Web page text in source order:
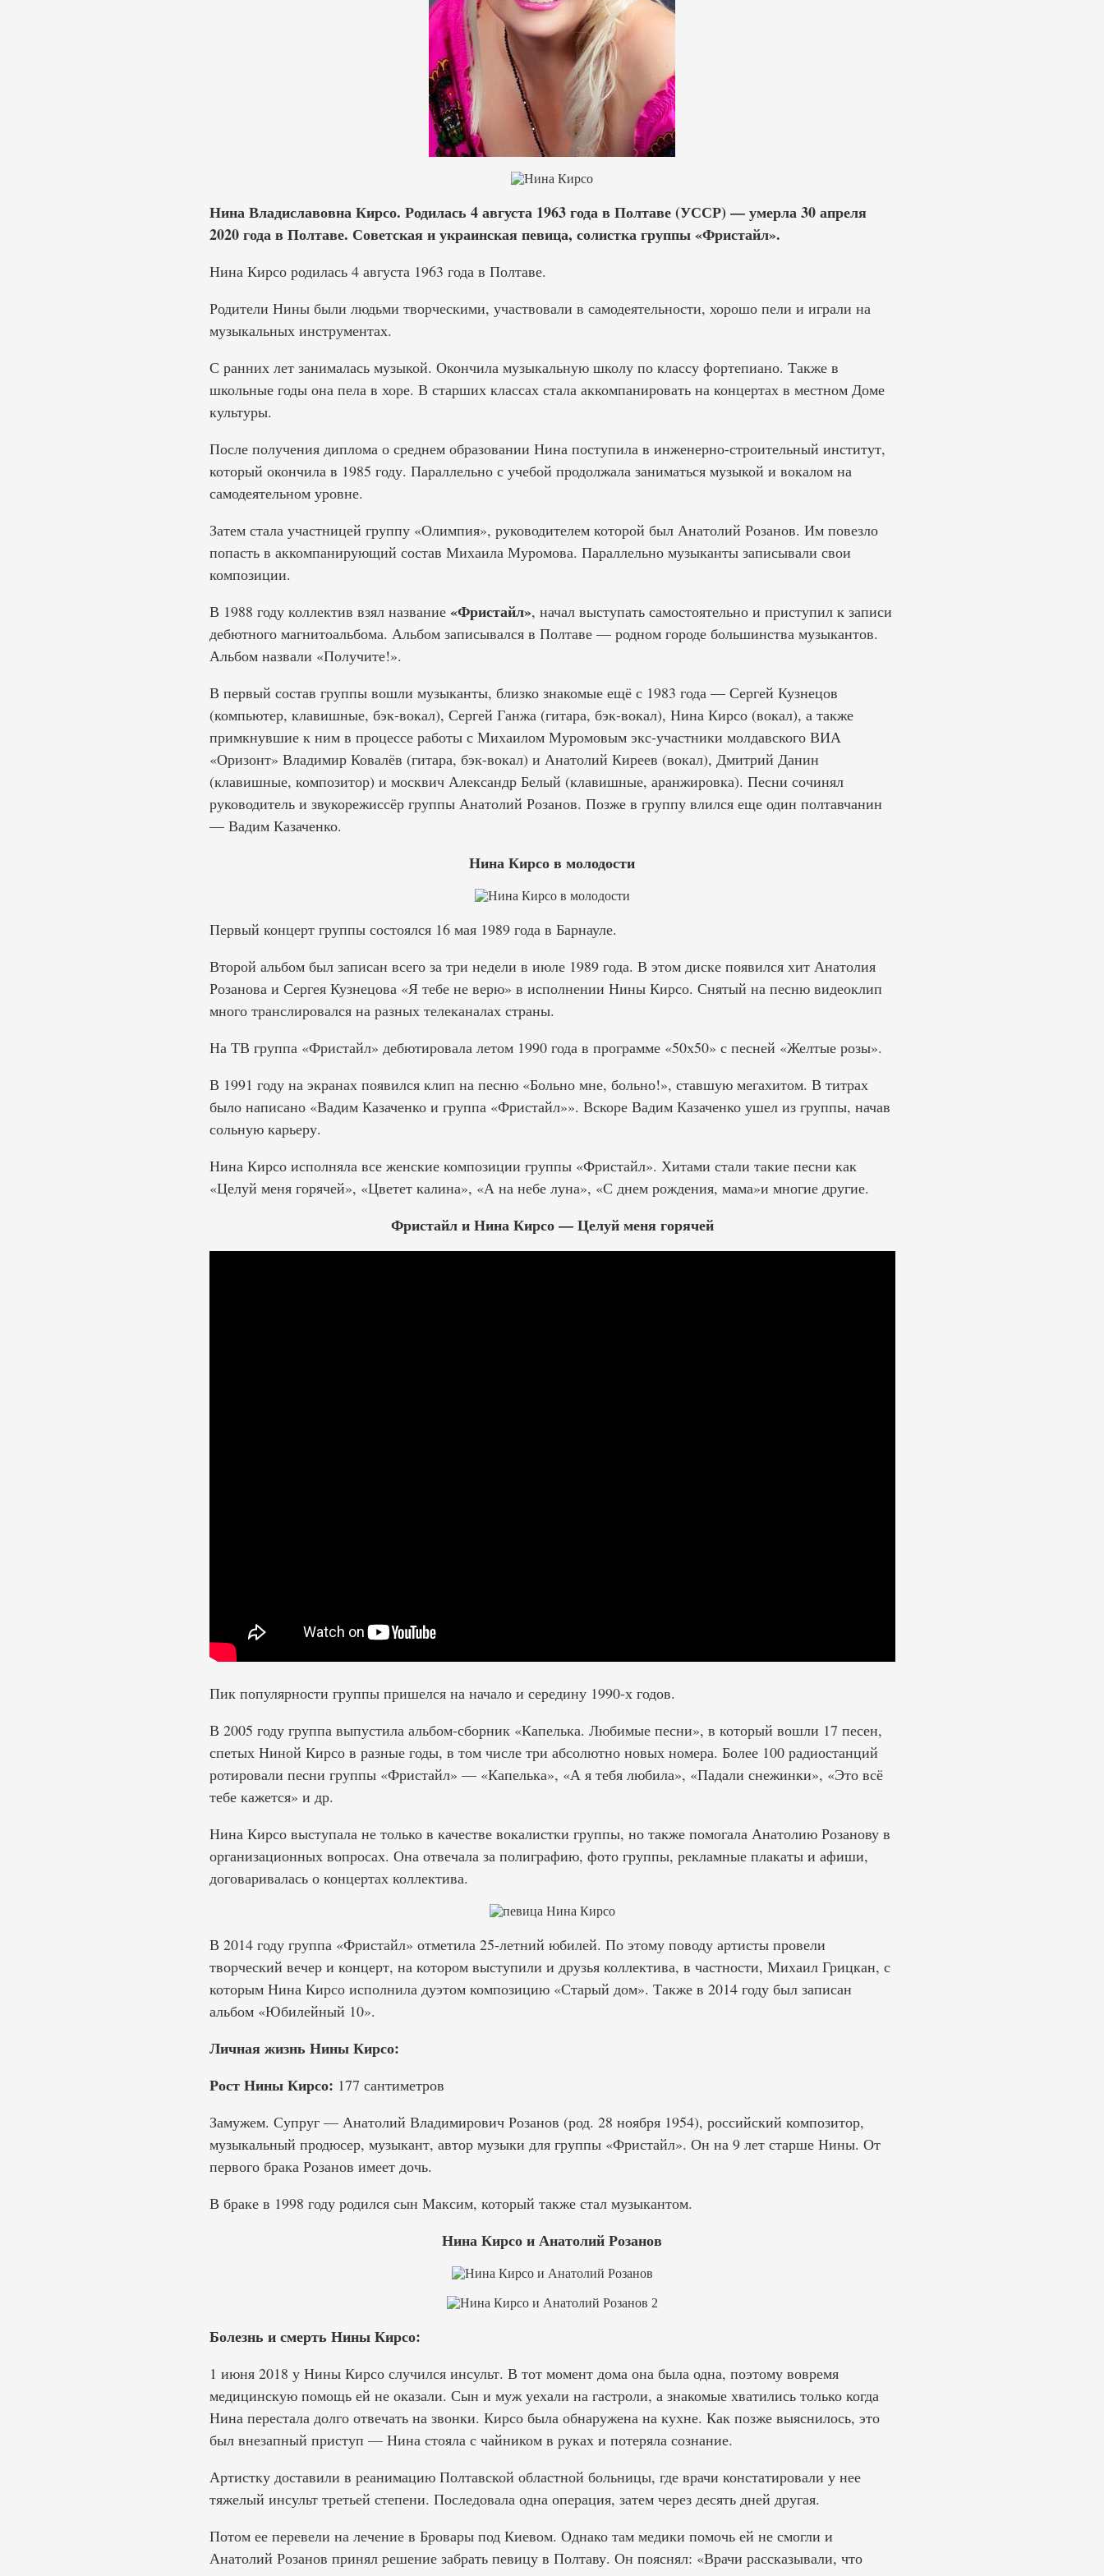
Нина Владиславовна Кирсо. Родилась 4 августа 1963 года в Полтаве (УССР) — умерла 30 апреля
2020 года в Полтаве. Советская и украинская певица, солистка группы «Фристайл».
Нина Кирсо родилась 4 августа 1963 года в Полтаве.
Родители Нины были людьми творческими, участвовали в самодеятельности, хорошо пели и играли на
музыкальных инструментах.
С ранних лет занималась музыкой. Окончила музыкальную школу по классу фортепиано. Также в
школьные годы она пела в хоре. В старших классах стала аккомпанировать на концертах в местном Доме
культуры.
После получения диплома о среднем образовании Нина поступила в инженерно-строительный институт,
который окончила в 1985 году. Параллельно с учебой продолжала заниматься музыкой и вокалом на
самодеятельном уровне.
Затем стала участницей группу «Олимпия», руководителем которой был Анатолий Розанов. Им повезло
попасть в аккомпанирующий состав Михаила Муромова. Параллельно музыканты записывали свои
композиции.
В 1988 году коллектив взял название «Фристайл», начал выступать самостоятельно и приступил к записи
дебютного магнитоальбома. Альбом записывался в Полтаве — родном городе большинства музыкантов.
Альбом назвали «Получите!».
В первый состав группы вошли музыканты, близко знакомые ещё с 1983 года — Сергей Кузнецов
(компьютер, клавишные, бэк-вокал), Сергей Ганжа (гитара, бэк-вокал), Нина Кирсо (вокал), а также
примкнувшие к ним в процессе работы с Михаилом Муромовым экс-участники молдавского ВИА
«Оризонт» Владимир Ковалёв (гитара, бэк-вокал) и Анатолий Киреев (вокал), Дмитрий Данин
(клавишные, композитор) и москвич Александр Белый (клавишные, аранжировка). Песни сочинял
руководитель и звукорежиссёр группы Анатолий Розанов. Позже в группу влился еще один полтавчанин
— Вадим Казаченко.
Нина Кирсо в молодости
Первый концерт группы состоялся 16 мая 1989 года в Барнауле.
Второй альбом был записан всего за три недели в июле 1989 года. В этом диске появился хит Анатолия
Розанова и Сергея Кузнецова «Я тебе не верю» в исполнении Нины Кирсо. Снятый на песню видеоклип
много транслировался на разных телеканалах страны.
На ТВ группа «Фристайл» дебютировала летом 1990 года в программе «50х50» с песней «Желтые розы».
В 1991 году на экранах появился клип на песню «Больно мне, больно!», ставшую мегахитом. В титрах
было написано «Вадим Казаченко и группа «Фристайл»». Вскоре Вадим Казаченко ушел из группы, начав
сольную карьеру.
Нина Кирсо исполняла все женские композиции группы «Фристайл». Хитами стали такие песни как
«Целуй меня горячей», «Цветет калина», «А на небе луна», «С днем рождения, мама»и многие другие.
Фристайл и Нина Кирсо — Целуй меня горячей
Пик популярности группы пришелся на начало и середину 1990-х годов.
В 2005 году группа выпустила альбом-сборник «Капелька. Любимые песни», в который вошли 17 песен,
спетых Ниной Кирсо в разные годы, в том числе три абсолютно новых номера. Более 100 радиостанций
ротировали песни группы «Фристайл» — «Капелька», «А я тебя любила», «Падали снежинки», «Это всё
тебе кажется» и др.
Нина Кирсо выступала не только в качестве вокалистки группы, но также помогала Анатолию Розанову в
организационных вопросах. Она отвечала за полиграфию, фото группы, рекламные плакаты и афиши,
договаривалась о концертах коллектива.
В 2014 году группа «Фристайл» отметила 25-летний юбилей. По этому поводу артисты провели
творческий вечер и концерт, на котором выступили и друзья коллектива, в частности, Михаил Грицкан, с
которым Нина Кирсо исполнила дуэтом композицию «Старый дом». Также в 2014 году был записан
альбом «Юбилейный 10».
Личная жизнь Нины Кирсо:
Рост Нины Кирсо: 177 сантиметров
Замужем. Супруг — Анатолий Владимирович Розанов (род. 28 ноября 1954), российский композитор,
музыкальный продюсер, музыкант, автор музыки для группы «Фристайл». Он на 9 лет старше Нины. От
первого брака Розанов имеет дочь.
В браке в 1998 году родился сын Максим, который также стал музыкантом.
Нина Кирсо и Анатолий Розанов
Болезнь и смерть Нины Кирсо:
1 июня 2018 у Нины Кирсо случился инсульт. В тот момент дома она была одна, поэтому вовремя
медицинскую помощь ей не оказали. Сын и муж уехали на гастроли, а знакомые хватились только когда
Нина перестала долго отвечать на звонки. Кирсо была обнаружена на кухне. Как позже выяснилось, это
был внезапный приступ — Нина стояла с чайником в руках и потеряла сознание.
Артистку доставили в реанимацию Полтавской областной больницы, где врачи констатировали у нее
тяжелый инсульт третьей степени. Последовала одна операция, затем через десять дней другая.
Потом ее перевели на лечение в Бровары под Киевом. Однако там медики помочь ей не смогли и
Анатолий Розанов принял решение забрать певицу в Полтаву. Он пояснял: «Врачи рассказывали, что